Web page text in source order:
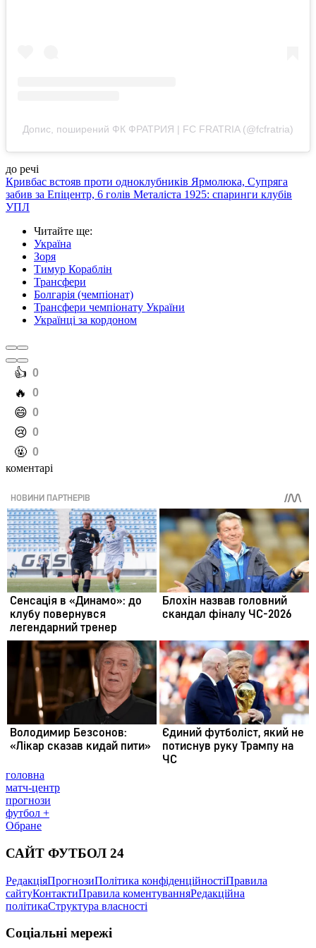
Допис, поширений ФК ФРАТРИЯ | FC FRATRIA (@fcfratria)
до речі
Кривбас встояв проти одноклубників Ярмолюка, Супряга
забив за Епіцентр, 6 голів Металіста 1925: спаринги клубів
УПЛ
Читайте ще:
Україна
Зоря
Тимур Кораблін
Трансфери
Болгарія (чемпіонат)
Трансфери чемпіонату України
Українці за кордоном
️👍 0
️🔥 0
️😄 0
️😢 0
️🤬 0
коментарі
головна
матч-центр
прогнози
футбол +
Обране
САЙТ ФУТБОЛ 24
РедакціяПрогнозиПолітика конфіденційностіПравила
сайтуКонтактиПравила коментуванняРедакційна
політикаСтруктура власності
Соціальні мережі